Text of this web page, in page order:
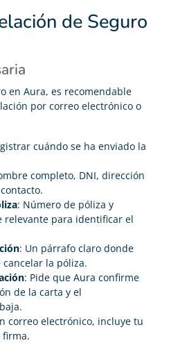
de Seguro
en Aura, es recomendable
por correo electrónico o
cuándo se ha enviado la
completo, DNI, dirección
: Número de póliza y
para identificar el
: Un párrafo claro donde
la póliza.
: Pide que Aura confirme
de la carta y el
correo electrónico, incluye tu
firma.